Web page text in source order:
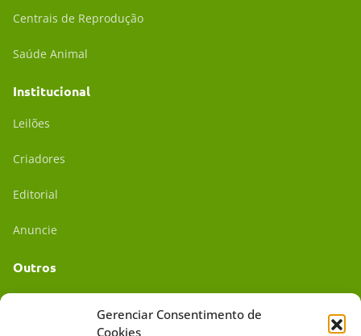
Gerenciar Consentimento de
Cookies
Centrais de Reprodução
Saúde Animal
Institucional
Leilões
Criadores
Editorial
Anuncie
Outros